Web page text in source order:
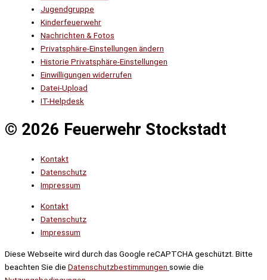
Jugendgruppe
Kinderfeuerwehr
Nachrichten & Fotos
Privatsphäre-Einstellungen ändern
Historie Privatsphäre-Einstellungen
Einwilligungen widerrufen
Datei-Upload
IT-Helpdesk
© 2026 Feuerwehr Stockstadt
Kontakt
Datenschutz
Impressum
Kontakt
Datenschutz
Impressum
Diese Webseite wird durch das Google reCAPTCHA geschützt. Bitte
beachten Sie die Datenschutzbestimmungen sowie die